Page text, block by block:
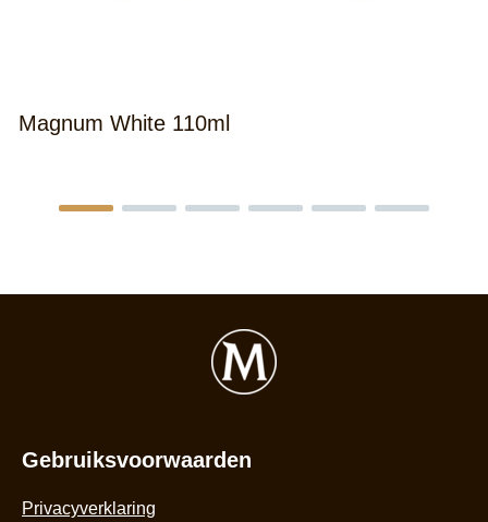
Magnum White 110ml
Gebruiksvoorwaarden
Privacyverklaring